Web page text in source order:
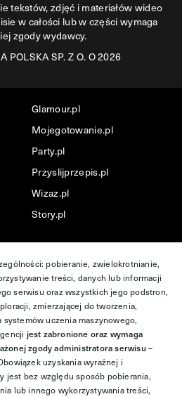
tekstów, zdjęć i materiałów wideo
w całości lub w części wymaga
zgody wydawcy.
POLSKA SP. Z O. O 2026
Glamour.pl
Mojegotowanie.pl
Party.pl
Przyslijprzepis.pl
Wizaz.pl
Story.pl
pobieranie, zwielokrotnianie,
treści, danych lub informacji
serwisu oraz wszystkich jego podstron,
zmierzającej do tworzenia,
uczenia maszynowego,
jest zabronione oraz wymaga
zgody administratora serwisu –
uzyskania wyraźnej i
jest bez względu sposób pobierania,
lub innego wykorzystywania treści,